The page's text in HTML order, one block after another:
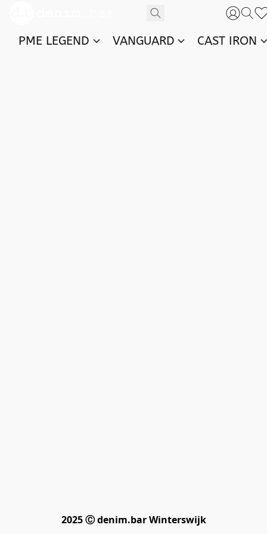
PME LEGEND VANGUARD CAST IRON
2025 Ⓒ denim.bar Winterswijk